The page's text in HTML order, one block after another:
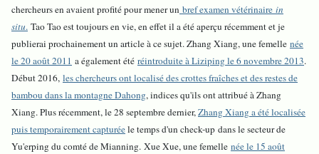
chercheurs en avaient profité pour mener un bref examen vétérinaire in
situ. Tao Tao est toujours en vie, en effet il a été aperçu récemment et je
publierai prochainement un article à ce sujet. Zhang Xiang, une femelle née
le 20 août 2011 a également été réintroduite à Liziping le 6 novembre 2013.
Début 2016, les chercheurs ont localisé des crottes fraîches et des restes de
bambou dans la montagne Dahong, indices qu'ils ont attribué à Zhang
Xiang. Plus récemment, le 28 septembre dernier,Zhang Xiang a été localisée
puis temporairement capturéele temps d'un check-up dans le secteur de
Yu'erping du comté de Mianning. Xue Xue, une femelle née le 15 août